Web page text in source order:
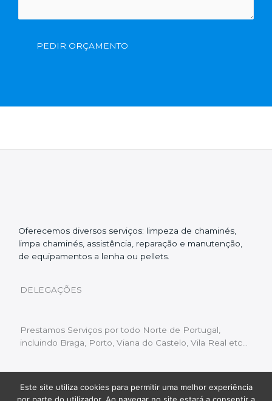
PEDIR ORÇAMENTO
Oferecemos diversos serviços: limpeza de chaminés,
limpa chaminés, assistência, reparação e manutenção,
de equipamentos a lenha ou pellets.
DELEGAÇÕES
Prestamos Serviços por todo Norte de Portugal,
incluindo Braga, Porto, Viana do Castelo, Vila Real etc…
Livro de Reclamações | Política de Privacidade
Este site utiliza cookies para permitir uma melhor experiência